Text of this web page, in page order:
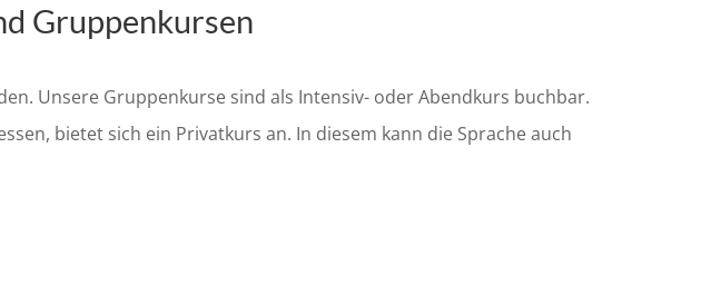
Gruppenkursen
Unsere Gruppenkurse sind als Intensiv- oder Abendkurs buchbar.
bietet sich ein Privatkurs an. In diesem kann die Sprache auch